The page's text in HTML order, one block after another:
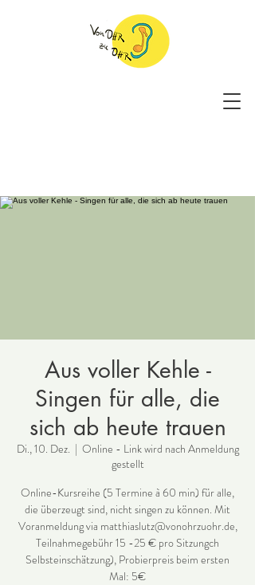
Aus voller Kehle -
Singen für alle, die
sich ab heute trauen
Di., 10. Dez.
  |
Online - Link wird nach Anmeldung
gestellt
Online-Kursreihe (5 Termine à 60 min) für alle,
die überzeugt sind, nicht singen zu können. Mit
Voranmeldung via matthiaslutz@vonohrzuohr.de,
Teilnahmegebühr 15 -25 € pro Sitzungch
Selbsteinschätzung), Probierpreis beim ersten
Mal: 5€